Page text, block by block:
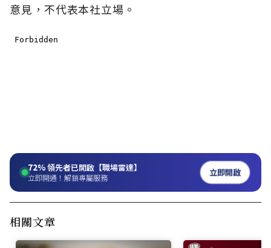
意見，不代表本社立場。
72%領先者已開啟【職場雷達】
立即開通！解鎖專屬服務 立即開啟
相關文章